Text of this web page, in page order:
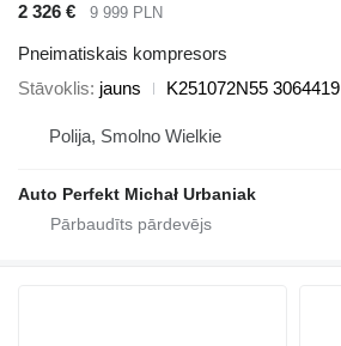
2 326 € 9 999 PLN
Pneimatiskais kompresors
Stāvoklis jauns K251072N55 3064419
Polija, Smolno Wielkie
Auto Perfekt Michał Urbaniak